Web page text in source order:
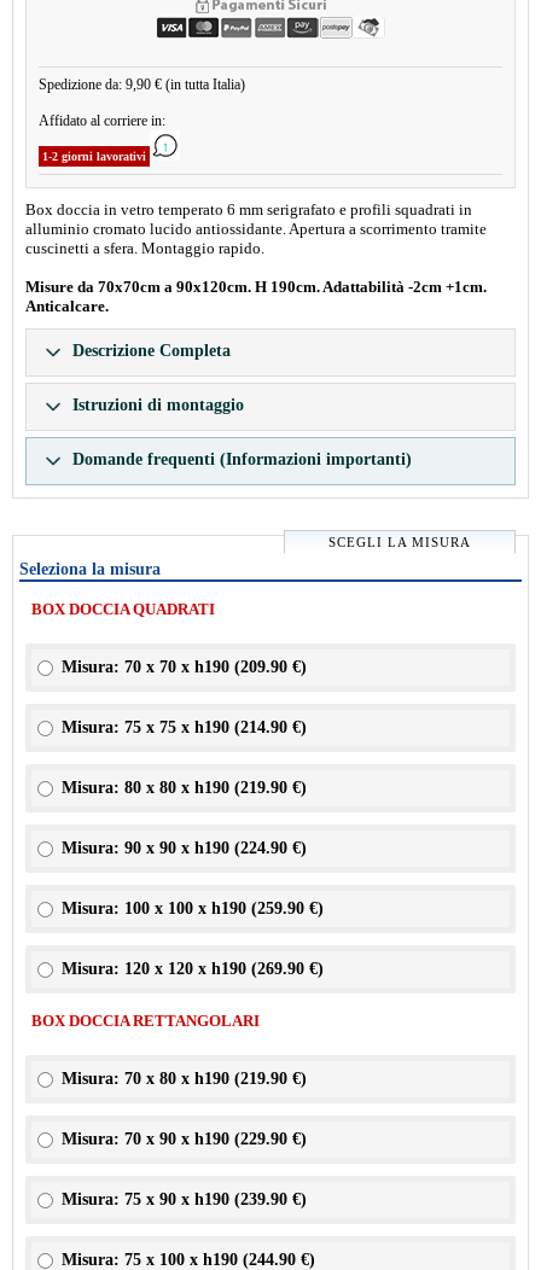
Spedizione da: 9,90 € (in tutta Italia)
Affidato al corriere in:
1-2 giorni lavorativi
Box doccia in vetro temperato 6 mm serigrafato e profili squadrati in
alluminio cromato lucido antiossidante. Apertura a scorrimento tramite
cuscinetti a sfera. Montaggio rapido.
Misure da 70x70cm a 90x120cm. H 190cm. Adattabilità -2cm +1cm.
Anticalcare.
Descrizione Completa
Istruzioni di montaggio
Domande frequenti (Informazioni importanti)
SCEGLI LA MISURA
Seleziona la misura
BOX DOCCIA QUADRATI
Misura: 70 x 70 x h190 (209.90 €)
Misura: 75 x 75 x h190 (214.90 €)
Misura: 80 x 80 x h190 (219.90 €)
Misura: 90 x 90 x h190 (224.90 €)
Misura: 100 x 100 x h190 (259.90 €)
Misura: 120 x 120 x h190 (269.90 €)
BOX DOCCIA RETTANGOLARI
Misura: 70 x 80 x h190 (219.90 €)
Misura: 70 x 90 x h190 (229.90 €)
Misura: 75 x 90 x h190 (239.90 €)
Misura: 75 x 100 x h190 (244.90 €)